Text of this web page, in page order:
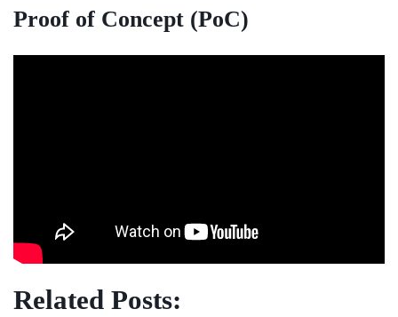
Proof of Concept (PoC)
Related Posts: